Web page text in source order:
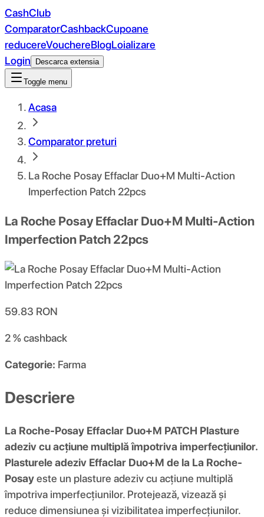
CashClub
ComparatorCashbackCupoane
reducereVouchereBlogLoializare
Login
Descarca extensia
Toggle menu
Acasa
Comparator preturi
La Roche Posay Effaclar Duo+M Multi-Action
Imperfection Patch 22pcs
La Roche Posay Effaclar Duo+M Multi-Action
Imperfection Patch 22pcs
59.83 RON
2 %cashback
Categorie: Farma
Descriere
La Roche-Posay Effaclar Duo+M PATCH Plasture
adeziv cu acțiune multiplă împotriva imperfecțiunilor.
Plasturele adeziv Effaclar Duo+M de la La Roche-
Posayeste un plasture adeziv cu acțiune multiplă
împotriva imperfecțiunilor. Protejează, vizează și
reduce dimensiunea și vizibilitatea imperfecțiunilor.